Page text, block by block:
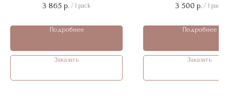
3 865 р. / 1 pack
Подробнее
Заказать
3 500 р. / 1 pack
Подробнее
Заказать